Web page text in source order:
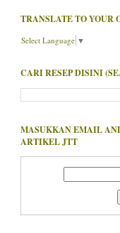
TRANSLATE TO YOUR
Select Language ▼
CARI RESEP DISINI
MASUKKAN EMAIL
ARTIKEL JTT